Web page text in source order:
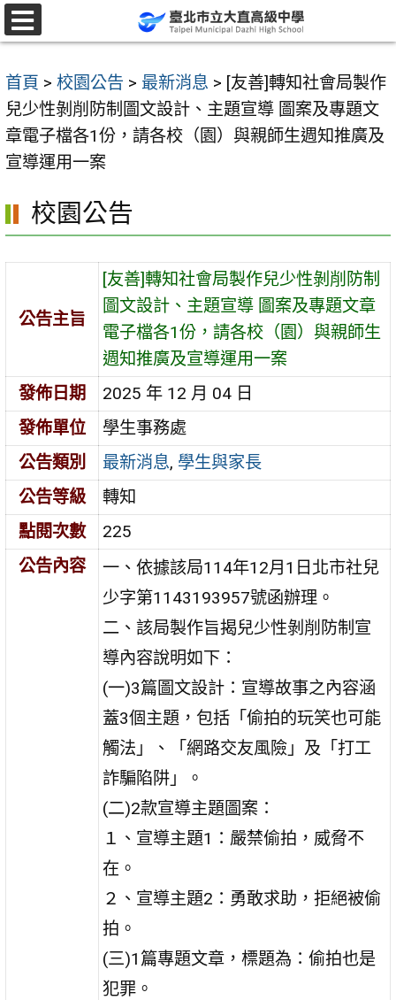
跳
至
要
內
容
區
首頁 > 校園公告 > 最新消息 > [友善]轉知社會局製作
兒少性剝削防制圖文設計、主題宣導 圖案及專題文
章電子檔各1份，請各校（園）與親師生週知推廣及
宣導運用一案
校園公告
公告主旨
[友善]轉知社會局製作兒少性剝削防制
圖文設計、主題宣導 圖案及專題文章
電子檔各1份，請各校（園）與親師生
週知推廣及宣導運用一案
發佈日期
2025 年 12 月 04 日
發佈單位
學生事務處
公告類別
最新消息, 學生與家長
公告等級
轉知
點閱次數
225
公告內容
一、依據該局114年12月1日北市社兒
少字第1143193957號函辦理。
二、該局製作旨揭兒少性剝削防制宣
導內容說明如下：
(一)3篇圖文設計：宣導故事之內容涵
蓋3個主題，包括「偷拍的玩笑也可能
觸法」、「網路交友風險」及「打工
詐騙陷阱」。
(二)2款宣導主題圖案：
１、宣導主題1：嚴禁偷拍，威脅不
在。
２、宣導主題2：勇敢求助，拒絕被偷
拍。
(三)1篇專題文章，標題為：偷拍也是
犯罪。
選
單